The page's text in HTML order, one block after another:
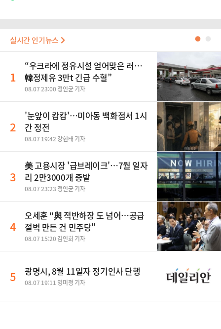
실시간 인기뉴스 ●
1
“우크라에 정유시설 얻어맞은 러…
韓정제유 3만t 긴급 수혈”
08.07 23:00 정인균 기자
2
'눈앞이 캄캄'…미아동 백화점서 1시
간 정전
08.07 19:42 강현태 기자
3
美 고용시장 '급브레이크'…7월 일자
리 2만3000개 증발
08.07 23:23 정인균 기자
4
오세훈 "與 적반하장 도 넘어…공급
절벽 만든 건 민주당"
08.07 15:20 김인희 기자
5 광명시, 8월 11일자 정기인사 단행
08.07 19:11 명미정 기자